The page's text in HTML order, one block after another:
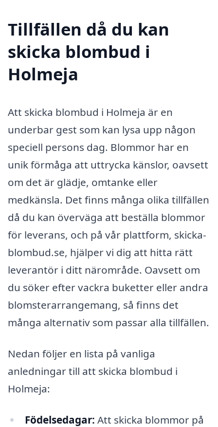
Tillfällen då du kan
skicka blombud i
Holmeja
Att skicka blombud i Holmeja är en
underbar gest som kan lysa upp någon
speciell persons dag. Blommor har en
unik förmåga att uttrycka känslor, oavsett
om det är glädje, omtanke eller
medkänsla. Det finns många olika tillfällen
då du kan överväga att beställa blommor
för leverans, och på vår plattform, skicka-
blombud.se, hjälper vi dig att hitta rätt
leverantör i ditt närområde. Oavsett om
du söker efter vackra buketter eller andra
blomsterarrangemang, så finns det
många alternativ som passar alla tillfällen.
Nedan följer en lista på vanliga
anledningar till att skicka blombud i
Holmeja:
Födelsedagar: Att skicka blommor på